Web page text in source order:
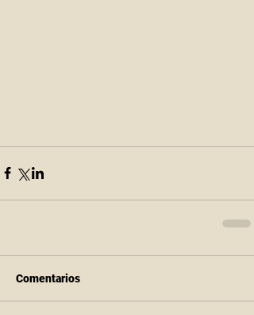
Comentarios